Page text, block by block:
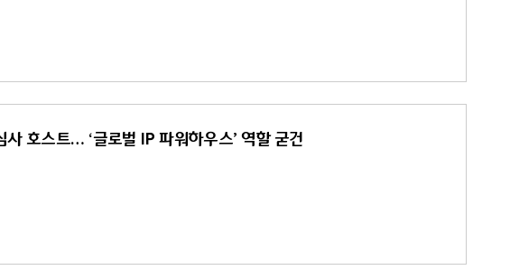
호스트… ‘글로벌 IP 파워하우스’ 역할 굳건